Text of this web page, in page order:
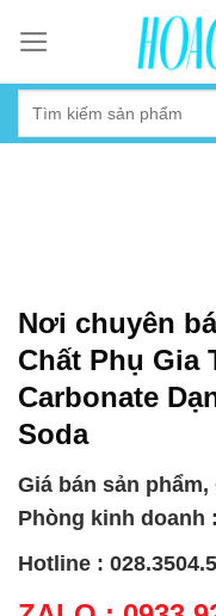
content
Nơi chuyên
Chất Phụ Gia
Carbonate
Soda
Giá bán sản
Phòng kinh doanh :
Hotline :